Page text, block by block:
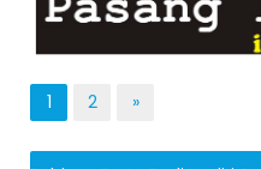
1 2 »